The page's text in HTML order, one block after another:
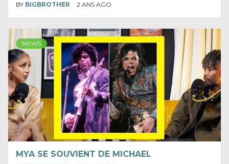
BY BIGBROTHER 2 ANS AGO
NEWS
MYA SE SOUVIENT DE MICHAEL